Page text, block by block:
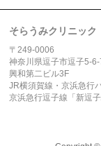
そらうみクリニック
〒249-0006
神奈川県逗子市逗子5-6-
興和第二ビル3F
JR横須賀線・京浜急行
京浜急行逗子線「新逗